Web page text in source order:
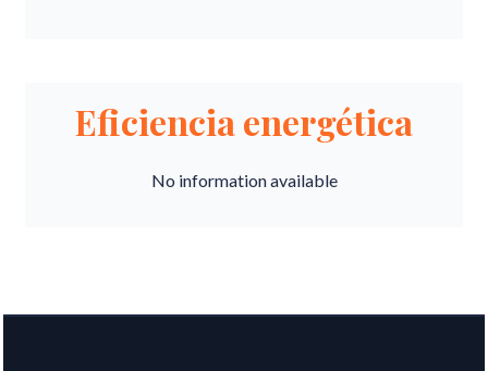
Eficiencia energética
No information available